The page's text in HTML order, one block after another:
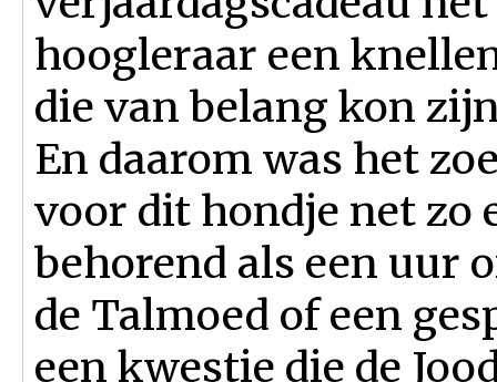
hoogleraar een
die van belang kon
En daarom was het
voor dit hondje net zo
behorend als een uur
de Talmoed of een
een kwestie die de